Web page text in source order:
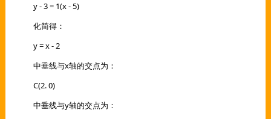
y - 3 = 1(x - 5)
化简得：
y = x - 2
中垂线与x轴的交点为：
C(2. 0)
中垂线与y轴的交点为：